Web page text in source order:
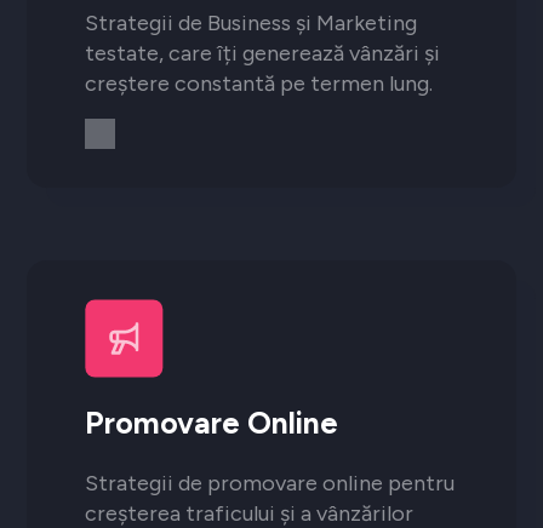
Strategii de Business și Marketing
testate, care îți generează vânzări și
creștere constantă pe termen lung.
Promovare Online
Strategii de promovare online pentru
creșterea traficului și a vânzărilor